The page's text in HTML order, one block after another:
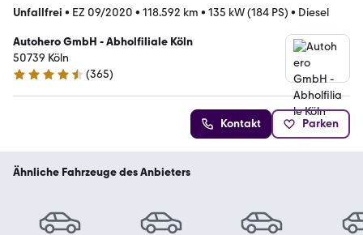
Unfallfrei • EZ 09/2020 • 118.592 km • 135 kW (184 PS) • Diesel
Autohero GmbH - Abholfiliale Köln
50739 Köln
4.6 Sterne
(365)
Kontakt Parken
Ähnliche Fahrzeuge des Anbieters